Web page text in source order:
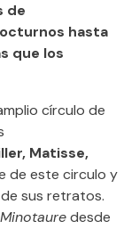
de
hasta
que los
círculo de
Matisse,
de este circulo y
sus retratos.
Minotaure desde